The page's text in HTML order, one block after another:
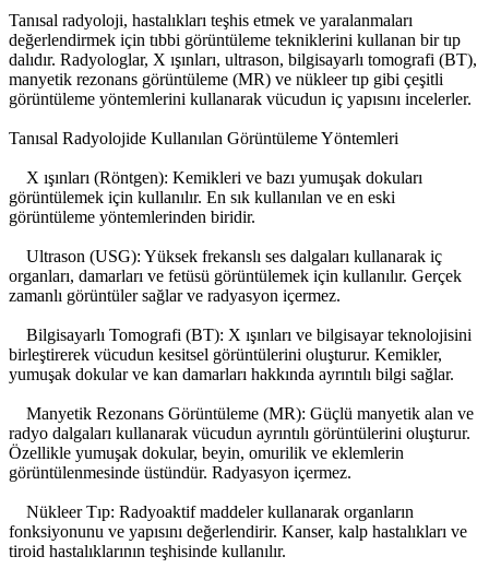
Tanısal radyoloji, hastalıkları teşhis etmek ve yaralanmaları
değerlendirmek için tıbbi görüntüleme tekniklerini kullanan bir tıp
dalıdır. Radyologlar, X ışınları, ultrason, bilgisayarlı tomografi (BT),
manyetik rezonans görüntüleme (MR) ve nükleer tıp gibi çeşitli
görüntüleme yöntemlerini kullanarak vücudun iç yapısını incelerler.
Tanısal Radyolojide Kullanılan Görüntüleme Yöntemleri
X ışınları (Röntgen): Kemikleri ve bazı yumuşak dokuları
görüntülemek için kullanılır. En sık kullanılan ve en eski
görüntüleme yöntemlerinden biridir.
Ultrason (USG): Yüksek frekanslı ses dalgaları kullanarak iç
organları, damarları ve fetüsü görüntülemek için kullanılır. Gerçek
zamanlı görüntüler sağlar ve radyasyon içermez.
Bilgisayarlı Tomografi (BT): X ışınları ve bilgisayar teknolojisini
birleştirerek vücudun kesitsel görüntülerini oluşturur. Kemikler,
yumuşak dokular ve kan damarları hakkında ayrıntılı bilgi sağlar.
Manyetik Rezonans Görüntüleme (MR): Güçlü manyetik alan ve
radyo dalgaları kullanarak vücudun ayrıntılı görüntülerini oluşturur.
Özellikle yumuşak dokular, beyin, omurilik ve eklemlerin
görüntülenmesinde üstündür. Radyasyon içermez.
Nükleer Tıp: Radyoaktif maddeler kullanarak organların
fonksiyonunu ve yapısını değerlendirir. Kanser, kalp hastalıkları ve
tiroid hastalıklarının teşhisinde kullanılır.